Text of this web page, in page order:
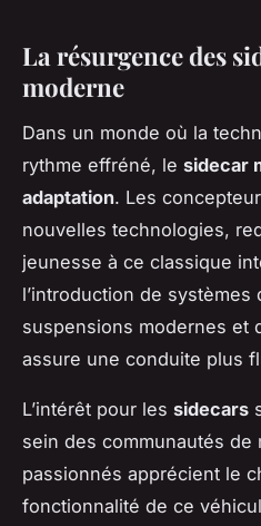
La résurgence des
moderne
Dans un monde où la
rythme effréné, le sidecar
adaptation. Les
nouvelles technologies,
jeunesse à ce classique
l’introduction de
suspensions modernes et
assure une conduite plus
L’intérêt pour les sidecars
sein des communautés de
passionnés apprécient le
fonctionnalité de ce